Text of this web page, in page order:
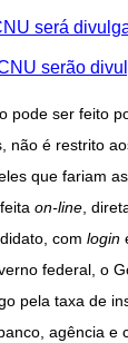
será
serão
pode ser feito
não é restrito
que fariam
on-line,
com login
federal, o
pela taxa de
agência e